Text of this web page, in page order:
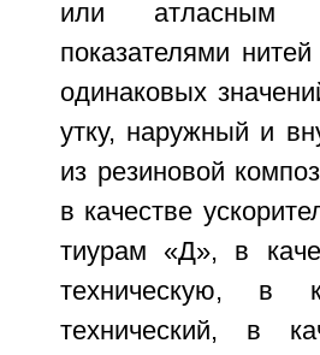
или атласным
показателями
одинаковых
утку, наружный и
из резиновой
в качестве
тиурам «Д», в
техническую, в
технический, в